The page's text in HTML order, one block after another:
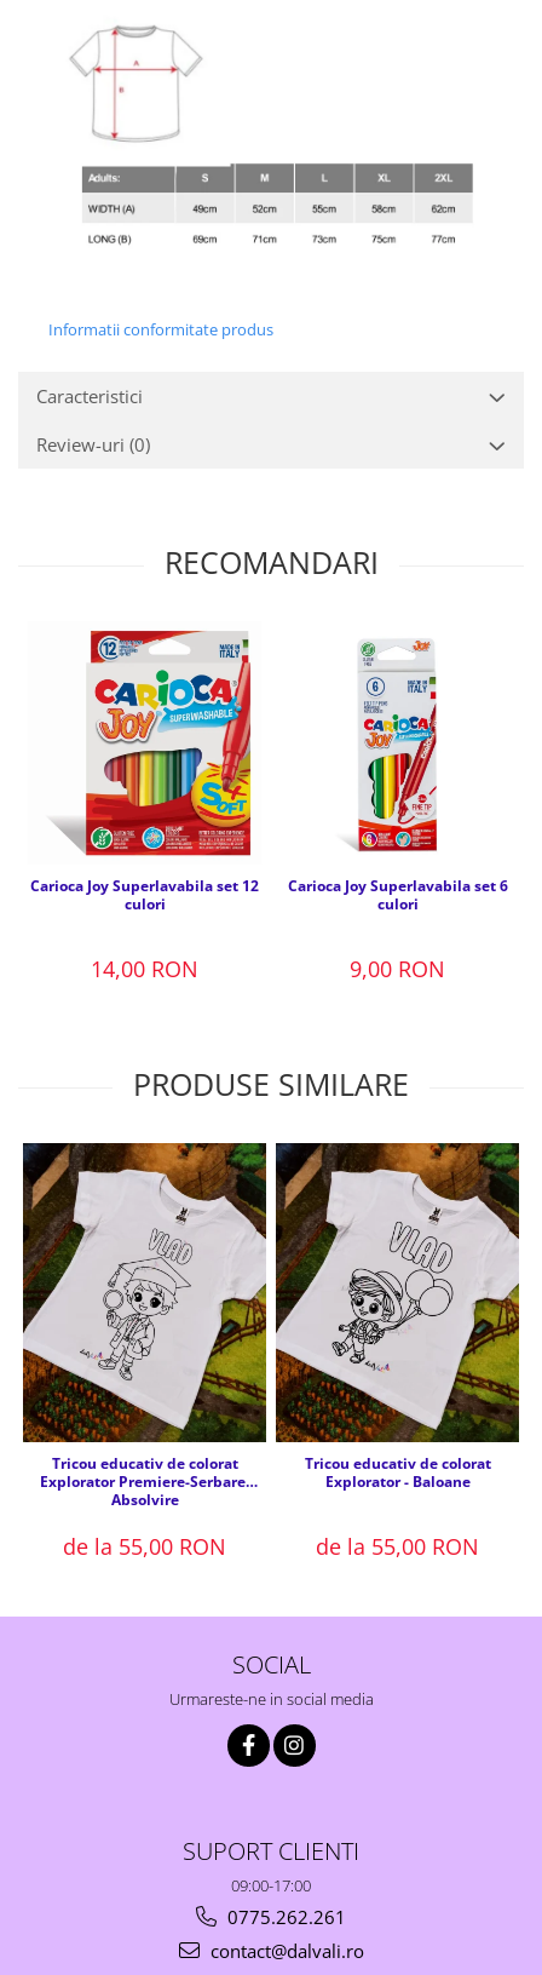
Informatii conformitate produs
Caracteristici
Review-uri (0)
RECOMANDARI
Carioca Joy Superlavabila set 12
culori
14,00 RON
Carioca Joy Superlavabila set 6
culori
9,00 RON
PRODUSE SIMILARE
Tricou educativ de colorat
Explorator Premiere-Serbare-
Absolvire
de la 55,00 RON
Tricou educativ de colorat
Explorator - Baloane
de la 55,00 RON
SOCIAL
Urmareste-ne in social media
SUPORT CLIENTI
09:00-17:00
0775.262.261
contact@dalvali.ro